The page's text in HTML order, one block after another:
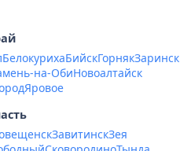
БелокурихаБийскГорнякЗаринск
на-ОбиНовоалтайск
Яровое
ЗавитинскЗея